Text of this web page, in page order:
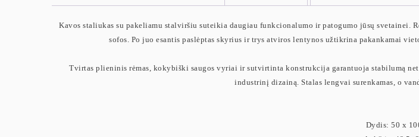
Kavos staliukas su pakeliamu stalviršiu suteikia daugiau funkcionalumo ir patogumo jūsų
sofos. Po juo esantis paslėptas skyrius ir trys atviros lentynos užtikrina pakankamai
Tvirtas plieninis rėmas, kokybiški saugos vyriai ir sutvirtinta konstrukcija garantuoja stabilumą
industrinį dizainą. Stalas lengvai surenkamas, o
Dydis: 50 x